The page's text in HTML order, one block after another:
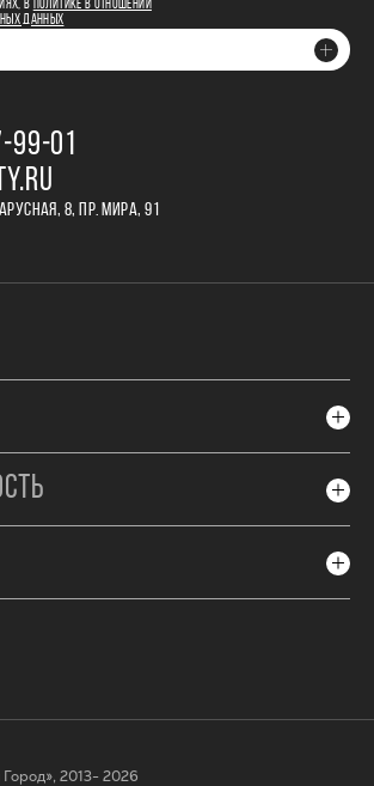
В
ПОЛИТИКЕ В ОТНОШЕНИИ
ДАННЫХ
8, ПР. МИРА, 91
2013- 2026